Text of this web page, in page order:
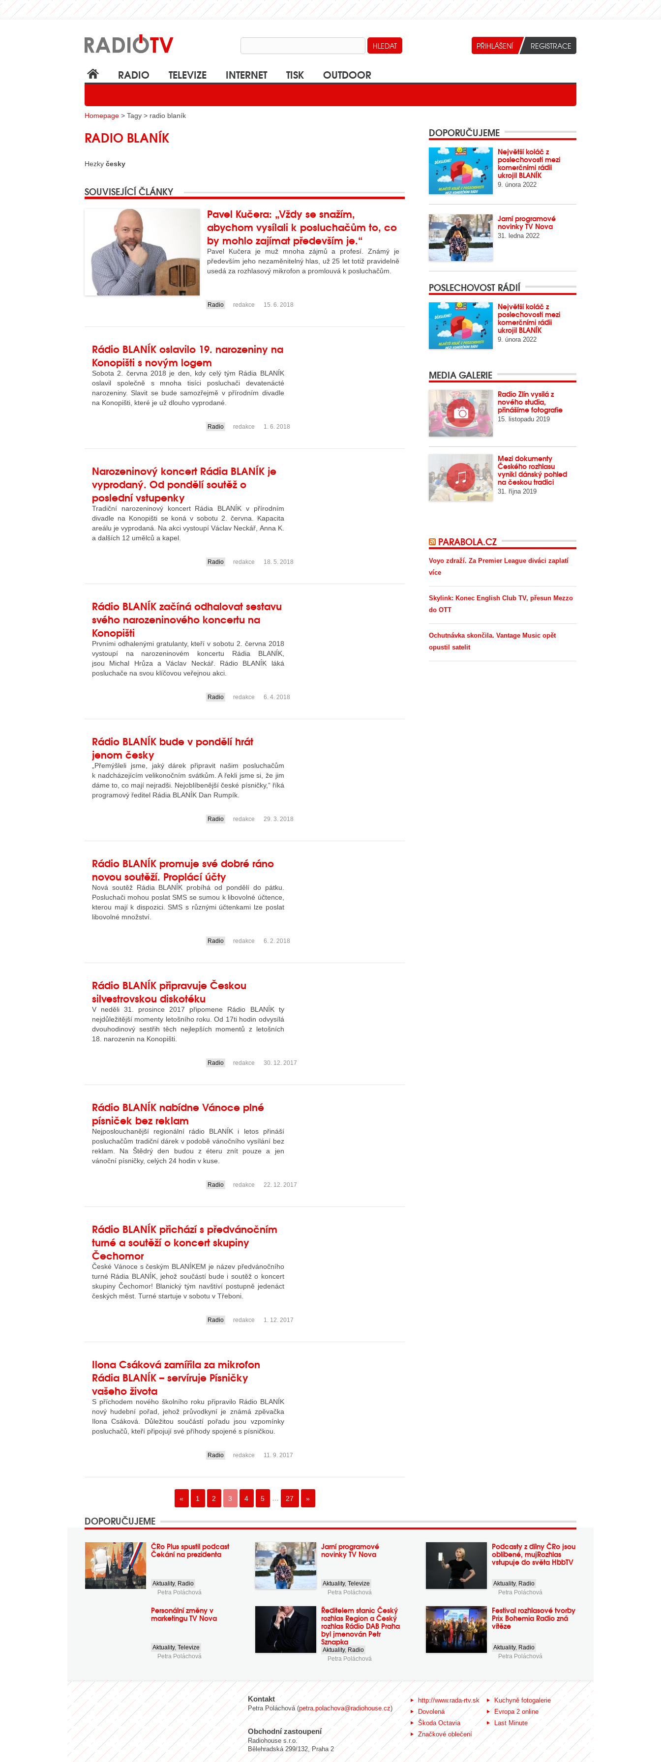
RADIO TELEVIZE INTERNET TISK OUTDOOR
Homepage > Tagy > radio blaník
RADIO BLANÍK
Hezky česky
SOUVISEJÍCÍ ČLÁNKY
Pavel Kučera: „Vždy se snažím,
abychom vysílali k posluchačům to, co
by mohlo zajímat především je.“
Pavel Kučera je muž mnoha zájmů a profesí. Známý je
především jeho nezaměnitelný hlas, už 25 let totiž pravidelně
usedá za rozhlasový mikrofon a promlouvá k posluchačům.
....
Radio redakce 15. 6. 2018
Rádio BLANÍK oslavilo 19. narozeniny na
Konopišti s novým logem
Sobota 2. června 2018 je den, kdy celý tým Rádia BLANÍK
oslavil společně s mnoha tisíci posluchači devatenácté
narozeniny. Slavit se bude samozřejmě v přírodním divadle
na Konopišti, které je už dlouho vyprodané.
Radio redakce 1. 6. 2018
Narozeninový koncert Rádia BLANÍK je
vyprodaný. Od pondělí soutěž o
poslední vstupenky
Tradiční narozeninový koncert Rádia BLANÍK v přírodním
divadle na Konopišti se koná v sobotu 2. června. Kapacita
areálu je vyprodaná. Na akci vystoupí Václav Neckář, Anna K.
a dalších 12 umělců a kapel.
Radio redakce 18. 5. 2018
Rádio BLANÍK začíná odhalovat sestavu
svého narozeninového koncertu na
Konopišti
Prvními odhalenými gratulanty, kteří v sobotu 2. června 2018
vystoupí na narozeninovém koncertu Rádia BLANÍK,
jsou Michal Hrůza a Václav Neckář. Rádio BLANÍK láká
posluchače na svou klíčovou veřejnou akci.
Radio redakce 6. 4. 2018
Rádio BLANÍK bude v pondělí hrát
jenom česky
„Přemýšleli jsme, jaký dárek připravit našim posluchačům
k nadcházejícím velikonočním svátkům. A řekli jsme si, že jim
dáme to, co mají nejradši. Nejoblíbenější české písničky,“ říká
programový ředitel Rádia BLANÍK Dan Rumpík.
Radio redakce 29. 3. 2018
Rádio BLANÍK promuje své dobré ráno
novou soutěží. Proplácí účty
Nová soutěž Rádia BLANÍK probíhá od pondělí do pátku.
Posluchači mohou poslat SMS se sumou k libovolné účtence,
kterou mají k dispozici. SMS s různými účtenkami lze poslat
libovolné množství.
Radio redakce 6. 2. 2018
Rádio BLANÍK připravuje Českou
silvestrovskou diskotéku
V neděli 31. prosince 2017 připomene Rádio BLANÍK ty
nejdůležitější momenty letošního roku. Od 17ti hodin odvysílá
dvouhodinový sestřih těch nejlepších momentů z letošních
18. narozenin na Konopišti.
Radio redakce 30. 12. 2017
Rádio BLANÍK nabídne Vánoce plné
písniček bez reklam
Nejposlouchanější regionální rádio BLANÍK i letos přináší
posluchačům tradiční dárek v podobě vánočního vysílání bez
reklam. Na Štědrý den budou z éteru znít pouze a jen
vánoční písničky, celých 24 hodin v kuse.
Radio redakce 22. 12. 2017
Rádio BLANÍK přichází s předvánočním
turné a soutěží o koncert skupiny
Čechomor
České Vánoce s českým BLANÍKEM je název předvánočního
turné Rádia BLANÍK, jehož součástí bude i soutěž o koncert
skupiny Čechomor! Blanický tým navštíví postupně jedenáct
českých měst. Turné startuje v sobotu v Třeboni.
Radio redakce 1. 12. 2017
Ilona Csáková zamířila za mikrofon
Rádia BLANÍK – servíruje Písničky
vašeho života
S příchodem nového školního roku připravilo Rádio BLANÍK
nový hudební pořad, jehož průvodkyní je známá zpěvačka
Ilona Csáková. Důležitou součástí pořadu jsou vzpomínky
posluchačů, kteří připojují své příhody spojené s písničkou.
Radio redakce 11. 9. 2017
« 1 2 3 4 5 27 »
DOPORUČUJEME
Největší koláč z
poslechovosti mezi
komerčními rádii
ukrojil BLANÍK
9. února 2022
Jarní programové
novinky TV Nova
31. ledna 2022
POSLECHOVOST RÁDIÍ
Největší koláč z
poslechovosti mezi
komerčními rádii
ukrojil BLANÍK
9. února 2022
MEDIA GALERIE
Radio Zlín vysílá z
nového studia,
přinášíme fotografie
15. listopadu 2019
Mezi dokumenty
Českého rozhlasu
vynikl dánský pohled
na českou tradici
31. října 2019
PARABOLA.CZ
Voyo zdraží. Za Premier League diváci zaplatí
více
Skylink: Konec English Club TV, přesun Mezzo
do OTT
Ochutnávka skončila. Vantage Music opět
opustil satelit
DOPORUČUJEME
ČRo Plus spustil podcast
Čekání na prezidenta
Aktuality, Radio
Petra Poláchová
Jarní programové
novinky TV Nova
Aktuality,Televize
Petra Poláchová
Podcasty z dílny ČRo jsou
oblíbené, mujRozhlas
vstupuje do světa HbbTV
Aktuality, Radio
Petra Poláchová
Personální změny v
marketingu TV Nova
Aktuality,Televize
Petra Poláchová
Ředitelem stanic Český
rozhlas Region a Český
rozhlas Rádio DAB Praha
byl jmenován Petr
Sznapka
Aktuality, Radio
Petra Poláchová
Festival rozhlasové tvorby
Prix Bohemia Radio zná
vítěze
Aktuality, Radio
Petra Poláchová
Kontakt
Petra Poláchová (petra.polachova@radiohouse.cz)
Obchodní zastoupení
Radiohouse s.r.o.
Bělehradská 299/132, Praha 2
http://www.rada-rtv.sk
Kuchyně fotogalerie
Dovolená
Evropa 2 online
Škoda Octavia
Last Minute
Značkové oblečení